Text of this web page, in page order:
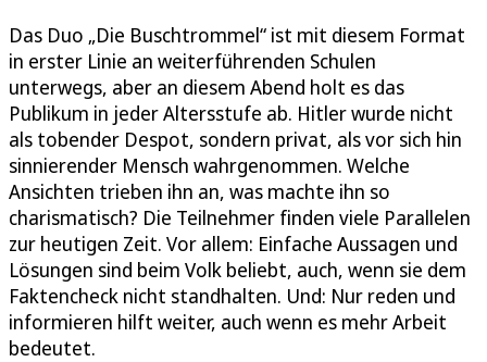
Das Duo „Die Buschtrommel“ ist mit diesem Format
in erster Linie an weiterführenden Schulen
unterwegs, aber an diesem Abend holt es das
Publikum in jeder Altersstufe ab. Hitler wurde nicht
als tobender Despot, sondern privat, als vor sich hin
sinnierender Mensch wahrgenommen. Welche
Ansichten trieben ihn an, was machte ihn so
charismatisch? Die Teilnehmer finden viele Parallelen
zur heutigen Zeit. Vor allem: Einfache Aussagen und
Lösungen sind beim Volk beliebt, auch, wenn sie dem
Faktencheck nicht standhalten. Und: Nur reden und
informieren hilft weiter, auch wenn es mehr Arbeit
bedeutet.